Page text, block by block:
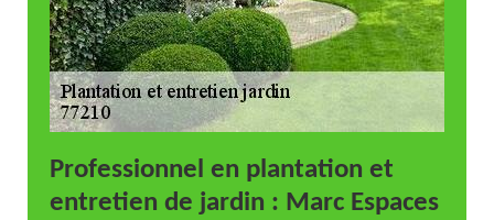
Professionnel en plantation et
entretien de jardin : Marc Espaces